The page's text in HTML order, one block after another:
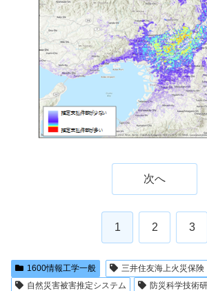
次へ
1 2 3
1600情報工学一般
三井住友海上火災保険
自然災害被害推定システム
防災科学技術